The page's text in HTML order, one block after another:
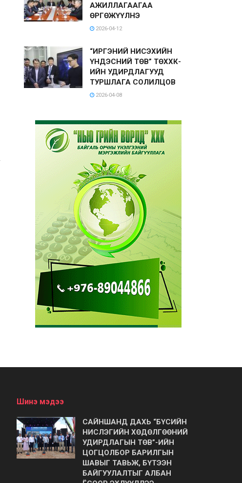
АЖИЛЛАГААГАА
ӨРГӨЖҮҮЛНЭ
2026-04-12
“ИРГЭНИЙ НИСЭХИЙН
ҮНДЭСНИЙ ТӨВ” ТӨХХК-
ИЙН УДИРДЛАГУУД
ТУРШЛАГА СОЛИЛЦОВ
2026-04-08
Шинэ мэдээ
САЙНШАНД ДАХЬ “БҮСИЙН
НИСЛЭГИЙН ХӨДӨЛГӨӨНИЙ
УДИРДЛАГЫН ТӨВ”-ИЙН
ЦОГЦОЛБОР БАРИЛГЫН
ШАВЫГ ТАВЬЖ, БҮТЭЭН
БАЙГУУЛАЛТЫГ АЛБАН